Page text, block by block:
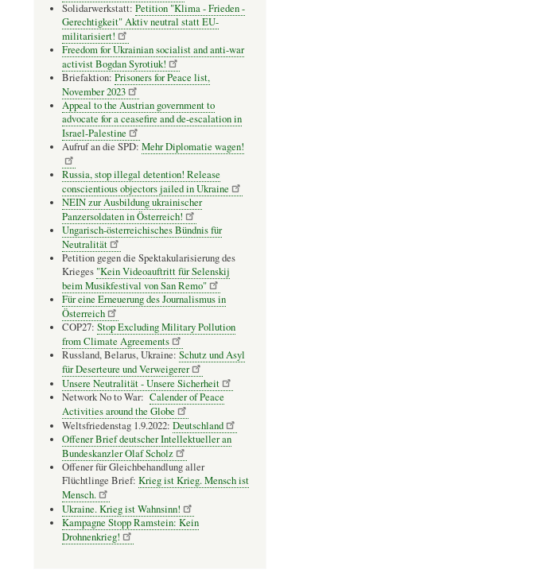
Solidarwerkstatt: Petition "Klima - Frieden -
Gerechtigkeit" Aktiv neutral statt EU-
militarisiert!
Freedom for Ukrainian socialist and anti-war
activist Bogdan Syrotiuk!
Briefaktion: Prisoners for Peace list,
November 2023
Appeal to the Austrian government to
advocate for a ceasefire and de-escalation in
Israel-Palestine
Aufruf an die SPD: Mehr Diplomatie wagen!
Russia, stop illegal detention! Release
conscientious objectors jailed in Ukraine
NEIN zur Ausbildung ukrainischer
Panzersoldaten in Österreich!
Ungarisch-österreichisches Bündnis für
Neutralität
Petition gegen die Spektakularisierung des
Krieges "Kein Videoauftritt für Selenskij
beim Musikfestival von San Remo"
Für eine Erneuerung des Journalismus in
Österreich
COP27: Stop Excluding Military Pollution
from Climate Agreements
Russland, Belarus, Ukraine: Schutz und Asyl
für Deserteure und Verweigerer
Unsere Neutralität - Unsere Sicherheit
Network No to War: Calender of Peace
Activities around the Globe
Weltsfriedenstag 1.9.2022: Deutschland
Offener Brief deutscher Intellektueller an
Bundeskanzler Olaf Scholz
Offener für Gleichbehandlung aller
Flüchtlinge Brief: Krieg ist Krieg. Mensch ist
Mensch.
Ukraine. Krieg ist Wahnsinn!
Kampagne Stopp Ramstein: Kein
Drohnenkrieg!